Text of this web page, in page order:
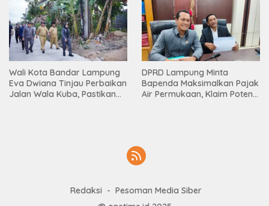
Wali Kota Bandar Lampung
Eva Dwiana Tinjau Perbaikan
Jalan Wala Kuba, Pastikan
DPRD Lampung Minta
Bapenda Maksimalkan Pajak
Air Permukaan, Klaim Potensi
Redaksi
Pesoman Media Siber